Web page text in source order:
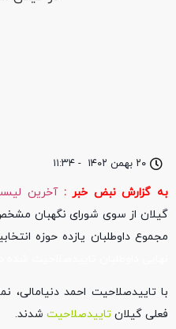
۲۰ بهمن ۱۴۰۲ - ۱۱:۳۴
به گزارش نبض خبر : آخرین
مجموع داوطلبان یازده حوزه انتخابیه گیلان
فعلی گیلان تاییدصلاحیت شدند.